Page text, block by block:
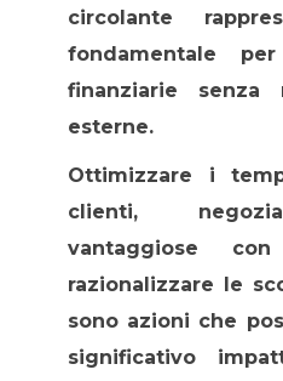
circolante
fondamentale
finanziarie
esterne.
Ottimizzare i
clienti,
vantaggiose
razionalizzare le
sono azioni che
significativo